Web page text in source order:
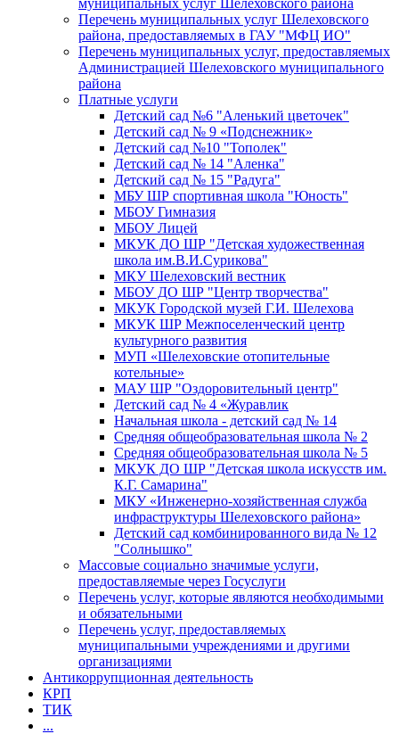
Перечень муниципальных услуг Шелеховского
района, предоставляемых в ГАУ "МФЦ ИО"
Перечень муниципальных услуг, предоставляемых
Администрацией Шелеховского муниципального
района
Платные услуги
Детский сад №6 "Аленький цветочек"
Детский сад № 9 «Подснежник»
Детский сад №10 "Тополек"
Детский сад № 14 "Аленка"
Детский сад № 15 "Радуга"
МБУ ШР спортивная школа "Юность"
МБОУ Гимназия
МБОУ Лицей
МКУК ДО ШР "Детская художественная
школа им.В.И.Сурикова"
МКУ Шелеховский вестник
МБОУ ДО ШР "Центр творчества"
МКУК Городской музей Г.И. Шелехова
МКУК ШР Межпоселенческий центр
культурного развития
МУП «Шелеховские отопительные
котельные»
МАУ ШР "Оздоровительный центр"
Детский сад № 4 «Журавлик
Начальная школа - детский сад № 14
Средняя общеобразовательная школа № 2
Средняя общеобразовательная школа № 5
МКУК ДО ШР "Детская школа искусств им.
К.Г. Самарина"
МКУ «Инженерно-хозяйственная служба
инфраструктуры Шелеховского района»
Детский сад комбинированного вида № 12
"Солнышко"
Массовые социально значимые услуги,
предоставляемые через Госуслуги
Перечень услуг, которые являются необходимыми
и обязательными
Перечень услуг, предоставляемых
муниципальными учреждениями и другими
организациями
Антикоррупционная деятельность
КРП
ТИК
...